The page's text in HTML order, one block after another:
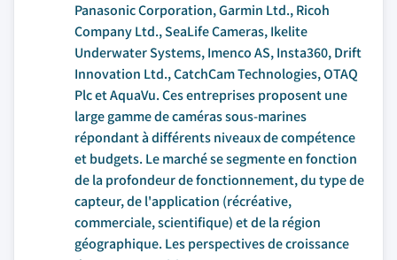
Panasonic Corporation, Garmin Ltd., Ricoh
Company Ltd., SeaLife Cameras, Ikelite
Underwater Systems, Imenco AS, Insta360, Drift
Innovation Ltd., CatchCam Technologies, OTAQ
Plc et AquaVu. Ces entreprises proposent une
large gamme de caméras sous-marines
répondant à différents niveaux de compétence
et budgets. Le marché se segmente en fonction
de la profondeur de fonctionnement, du type de
capteur, de l'application (récréative,
commerciale, scientifique) et de la région
géographique. Les perspectives de croissance